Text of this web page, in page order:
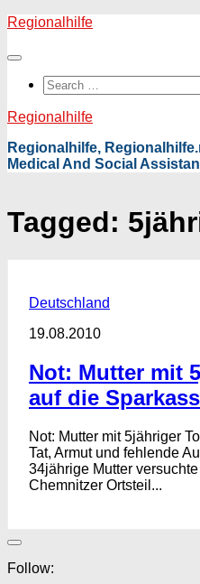
Skip
content
Regionalhilfe
Search
for:
Regionalhilfe
Regionalhilfe,
Medical And Social
Tagged:
Deutschland
19.08.2010
Not: Mutter mit
auf die
Not: Mutter mit 5jähriger
Tat, Armut und fehlende
34jährige Mutter
Chemnitzer Ortsteil...
Follow: